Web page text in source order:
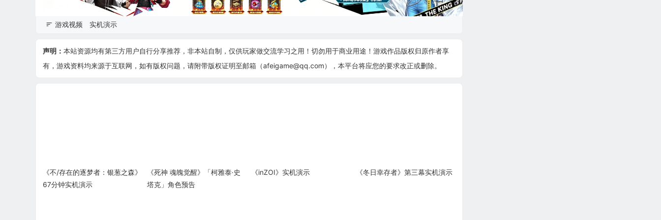
游戏视频 实机演示
声明： 本站资源均有第三方用户自行分享推荐，非本站自制，仅供玩家做交流学习之用！切勿用于商业用途！游戏作品版权归原作者享
有，游戏资料均来源于互联网，如有版权问题，请附带版权证明至邮箱（afeigame@qq.com），本平台将应您的要求改正或删除。
《不/存在的逐梦者：银葱之森》
67分钟实机演示
《死神 魂魄觉醒》「柯雅泰·史
塔克」角色预告
《inZOI》实机演示 《冬日幸存者》第三幕实机演示